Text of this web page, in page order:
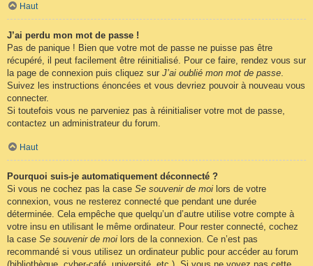
Haut
J’ai perdu mon mot de passe !
Pas de panique ! Bien que votre mot de passe ne puisse pas être
récupéré, il peut facilement être réinitialisé. Pour ce faire, rendez vous sur
la page de connexion puis cliquez sur J’ai oublié mon mot de passe.
Suivez les instructions énoncées et vous devriez pouvoir à nouveau vous
connecter.
Si toutefois vous ne parveniez pas à réinitialiser votre mot de passe,
contactez un administrateur du forum.
Haut
Pourquoi suis-je automatiquement déconnecté ?
Si vous ne cochez pas la case Se souvenir de moi lors de votre
connexion, vous ne resterez connecté que pendant une durée
déterminée. Cela empêche que quelqu’un d’autre utilise votre compte à
votre insu en utilisant le même ordinateur. Pour rester connecté, cochez
la case Se souvenir de moi lors de la connexion. Ce n’est pas
recommandé si vous utilisez un ordinateur public pour accéder au forum